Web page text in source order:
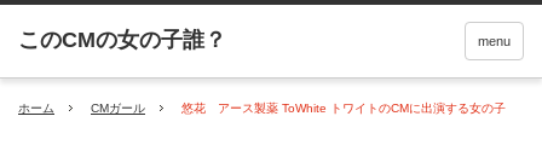
menu
ホーム CMガール 悠花 アース製薬 ToWhite トワイトのCMに出演する女の子